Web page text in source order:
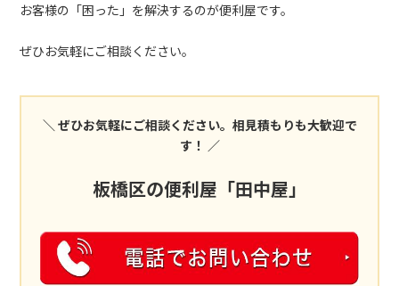
お客様の「困った」を解決するのが便利屋です。
ぜひお気軽にご相談ください。
＼ ぜひお気軽にご相談ください。相見積もりも大歓迎で
す！ ／
板橋区の便利屋「田中屋」